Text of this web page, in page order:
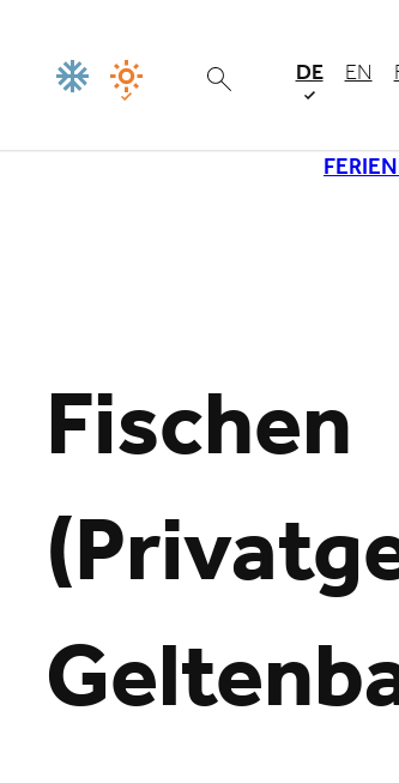
DE EN
Fischen